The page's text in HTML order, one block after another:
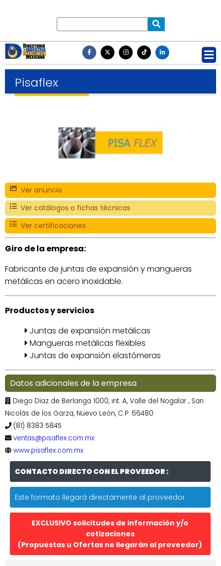
Pisaflex
Ver anuncio
Ver catálogos o fichas técnicas
Ver certificaciones
Giro de la empresa:
Fabricante de juntas de expansión y mangueras
metálicas en acero inoxidable.
Productos y servicios
Juntas de expansión metálicas
Mangueras metálicas flexibles
Juntas de expansión elastómeras
Datos adicionales de la empresa
Diego Díaz de Berlanga 1000, int. A, Valle del Nogalar , San
Nicolás de los Garza, Nuevo León, C.P. 66480
(81) 8383 5845
ventas@pisaflex.com.mx
www.pisaflex.com.mx
CONTACTO DIRECTO CON EL PROVEEDOR :
Este formato llegará directamente al proveedor
EXCLUSIVO solicitudes de información y/o
cotizaciones
(Propuestas u Ofertas no llegarán al proveedor)